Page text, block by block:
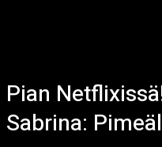
Pian
Sabrina: